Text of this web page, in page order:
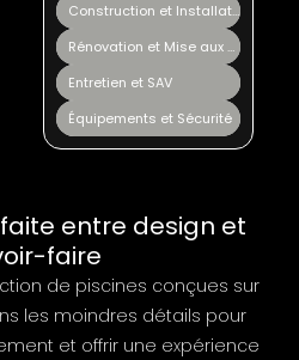
Construction et Installation
Rénovation et Mise aux normes
Entretien et SAV
Équipements et Sécurité
entre design et
faire
de piscines conçues sur
les moindres détails pour
et offrir une expérience